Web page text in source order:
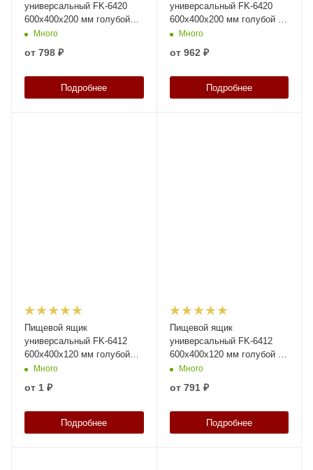
универсальный FK-6420
600х400х200 мм голубой
ЭКО со сплошными
Много
от 798 ₽
Подробнее
универсальный FK-6420
600х400х200 мм голубой со
сплошными стенками и
Много
от 962 ₽
Подробнее
Пищевой ящик
универсальный FK-6412
600х400х120 мм голубой
ЭКО со сплошными
Много
от 1 ₽
Подробнее
Пищевой ящик
универсальный FK-6412
600х400х120 мм голубой со
сплошными стенками и
Много
от 791 ₽
Подробнее